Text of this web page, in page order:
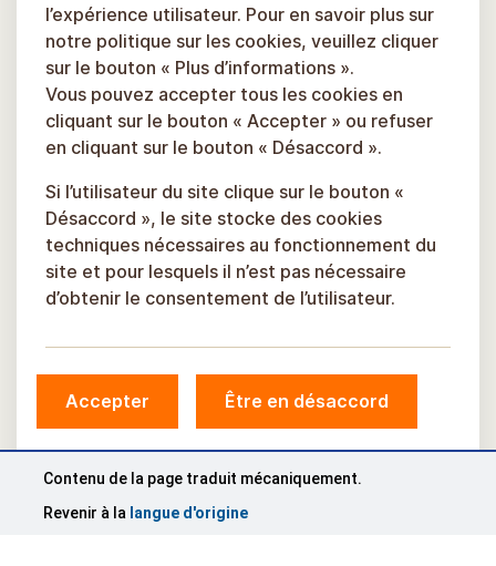
© Municipalité de Sigulda, 2026.
Développé parCOSMODROME
l’expérience utilisateur. Pour en savoir plus sur
notre politique sur les cookies, veuillez cliquer
sur le bouton « Plus d’informations ».
Vous pouvez accepter tous les cookies en
cliquant sur le bouton « Accepter » ou refuser
en cliquant sur le bouton « Désaccord ».
Si l’utilisateur du site clique sur le bouton «
Désaccord », le site stocke des cookies
techniques nécessaires au fonctionnement du
site et pour lesquels il n’est pas nécessaire
d’obtenir le consentement de l’utilisateur.
Accepter Être en désaccord
Contenu de la page traduit mécaniquement.
Revenir à la langue d'origine